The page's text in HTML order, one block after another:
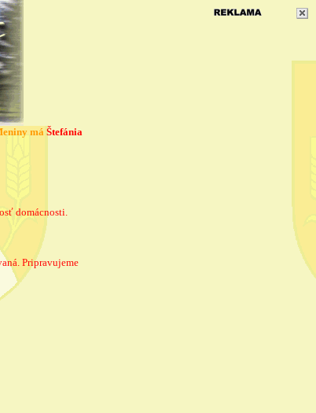
má Štefánia
domácnosti.
Pripravujeme